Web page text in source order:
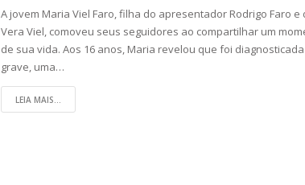
A jovem Maria Viel Faro, filha do apresentador Rodrigo Faro e
Vera Viel, comoveu seus seguidores ao compartilhar um
de sua vida. Aos 16 anos, Maria revelou que foi
grave, uma…
LEIA MAIS...